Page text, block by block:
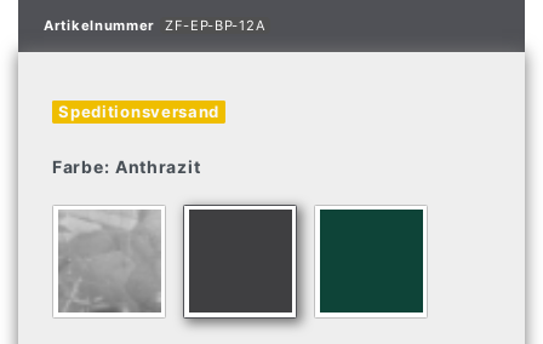
Artikelnummer ZF-EP-BP-12A
Speditionsversand
Farbe: Anthrazit